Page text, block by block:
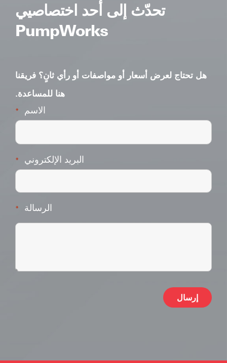
تحدّث إلى أحد اختصاصيي
PumpWorks
هل تحتاج لعرض أسعار أو مواصفات أو رأي ثانٍ؟ فريقنا
هنا للمساعدة.
الاسم *
البريد الإلكتروني *
الرسالة *